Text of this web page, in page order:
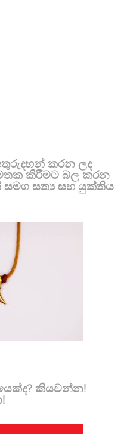
කරන ලද
කිරීමට බල කරන
සමග සත්‍ය සහ යුක්තිය
කියවන්න!